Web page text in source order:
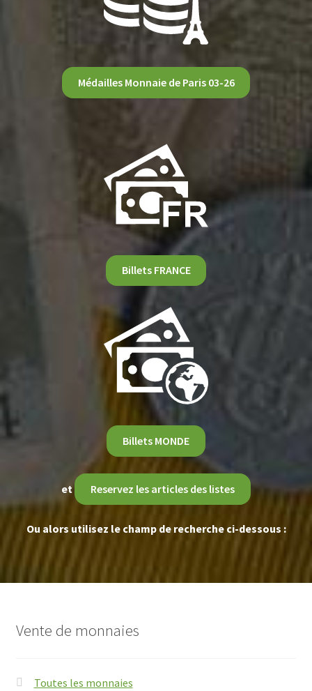
Médailles Monnaie de Paris 03-26
Billets FRANCE
Billets MONDE
et Reservez les articles des listes
Ou alors utilisez le champ de recherche ci-dessous :
Vente de monnaies
Toutes les monnaies